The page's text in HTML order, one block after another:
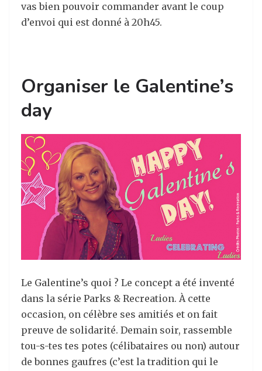
vas bien pouvoir commander avant le coup
d’envoi qui est donné à 20h45.
Organiser le Galentine’s
day
Le Galentine’s quoi ? Le concept a été inventé
dans la série Parks & Recreation. À cette
occasion, on célèbre ses amitiés et on fait
preuve de solidarité. Demain soir, rassemble
tou-s-tes tes potes (célibataires ou non) autour
de bonnes gaufres (c’est la tradition qui le